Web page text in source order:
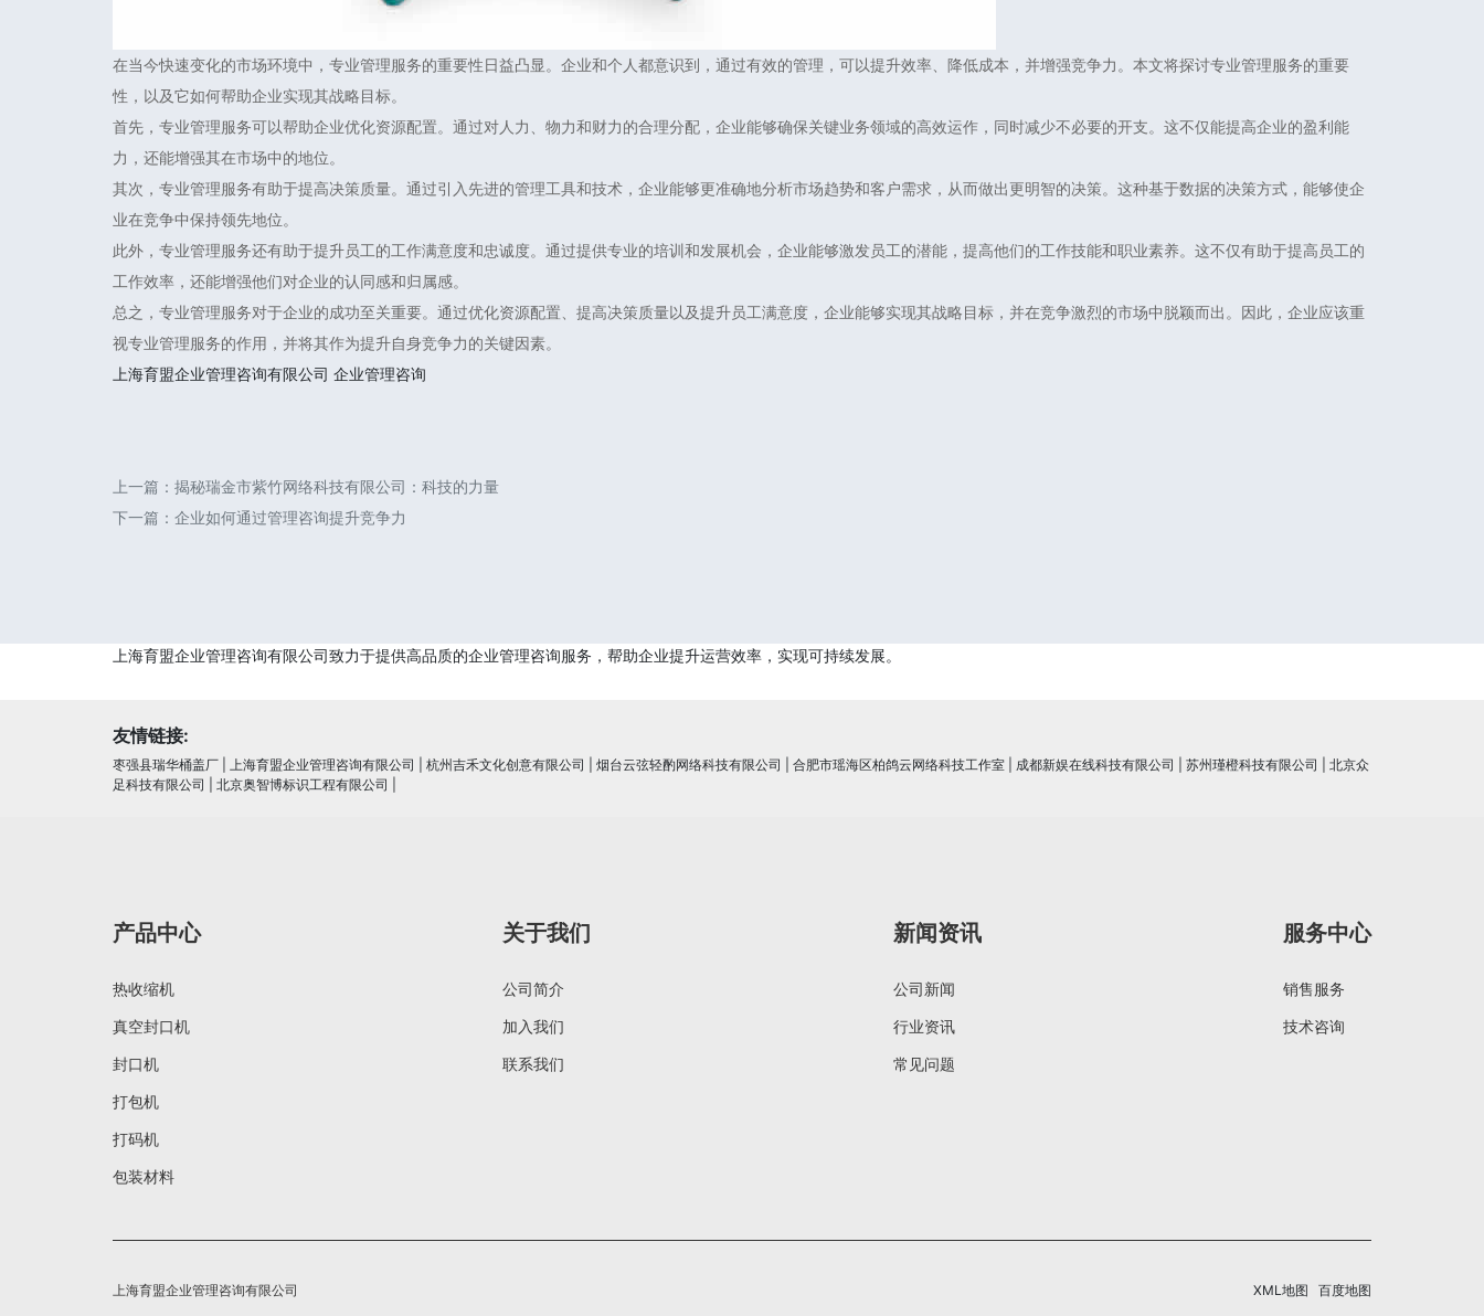
在当今快速变化的市场环境中，专业管理服务的重要性日益凸显。企业和个人都意识到，通过有效的管理，可以提升效率、降低成本，并增强竞争力。本文将探讨专业管理服务的重要
性，以及它如何帮助企业实现其战略目标。
首先，专业管理服务可以帮助企业优化资源配置。通过对人力、物力和财力的合理分配，企业能够确保关键业务领域的高效运作，同时减少不必要的开支。这不仅能提高企业的盈利能
力，还能增强其在市场中的地位。
其次，专业管理服务有助于提高决策质量。通过引入先进的管理工具和技术，企业能够更准确地分析市场趋势和客户需求，从而做出更明智的决策。这种基于数据的决策方式，能够使企
业在竞争中保持领先地位。
此外，专业管理服务还有助于提升员工的工作满意度和忠诚度。通过提供专业的培训和发展机会，企业能够激发员工的潜能，提高他们的工作技能和职业素养。这不仅有助于提高员工的
工作效率，还能增强他们对企业的认同感和归属感。
总之，专业管理服务对于企业的成功至关重要。通过优化资源配置、提高决策质量以及提升员工满意度，企业能够实现其战略目标，并在竞争激烈的市场中脱颖而出。因此，企业应该重
视专业管理服务的作用，并将其作为提升自身竞争力的关键因素。
上海育盟企业管理咨询有限公司 企业管理咨询
上一篇： 揭秘瑞金市紫竹网络科技有限公司：科技的力量
下一篇： 企业如何通过管理咨询提升竞争力
上海育盟企业管理咨询有限公司致力于提供高品质的企业管理咨询服务，帮助企业提升运营效率，实现可持续发展。
友情链接:
枣强县瑞华桶盖厂 上海育盟企业管理咨询有限公司 杭州吉禾文化创意有限公司 烟台云弦轻酌网络科技有限公司 合肥市瑶海区柏鸽云网络科技工作室 成都新娱在线科技有限公司 苏州瑾橙科技有限公司
北京众
足科技有限公司
北京奥智博标识工程有限公司
产品中心
热收缩机
真空封口机
封口机
打包机
打码机
包装材料
关于我们
公司简介
加入我们
联系我们
新闻资讯
公司新闻
行业资讯
常见问题
服务中心
销售服务
技术咨询
上海育盟企业管理咨询有限公司 XML地图 百度地图